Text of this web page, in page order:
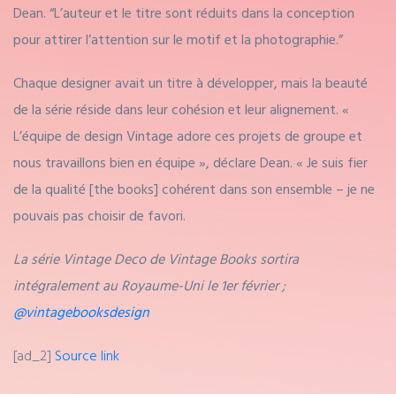
Dean. “L’auteur et le titre sont réduits dans la conception
pour attirer l’attention sur le motif et la photographie.”
Chaque designer avait un titre à développer, mais la beauté
de la série réside dans leur cohésion et leur alignement. «
L’équipe de design Vintage adore ces projets de groupe et
nous travaillons bien en équipe », déclare Dean. « Je suis fier
de la qualité [the books] cohérent dans son ensemble – je ne
pouvais pas choisir de favori.
La série Vintage Deco de Vintage Books sortira
intégralement au Royaume-Uni le 1er février ;
@vintagebooksdesign
[ad_2] Source link